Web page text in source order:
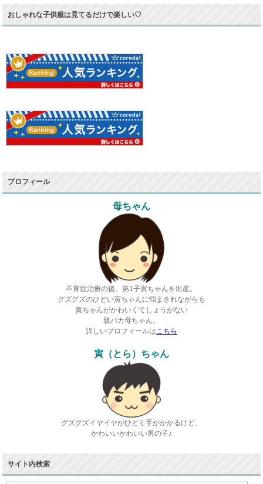
おしゃれな子供服は見てるだけで楽しい♡
プロフィール
母ちゃん
不育症治療の後、第1子寅ちゃんを出産。
グズグズのひどい寅ちゃんに悩まされながらも
寅ちゃんがかわいくてしょうがない
親バカ母ちゃん。
詳しいプロフィールはこちら
寅（とら）ちゃん
グズグズイヤイヤがひどく手がかかるけど、
かわいいかわいい男の子♪
サイト内検索